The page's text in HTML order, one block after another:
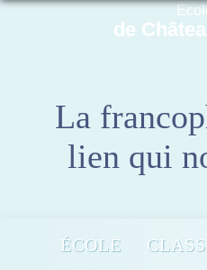
de
La
lien qui
ÉCOLE